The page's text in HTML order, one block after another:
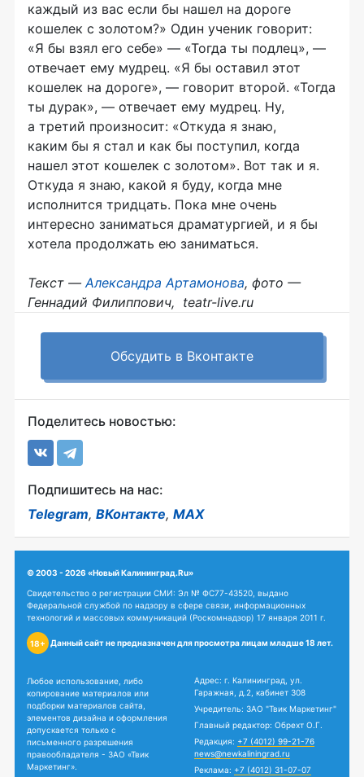
каждый из вас если бы нашел на дороге
кошелек с золотом?» Один ученик говорит:
«Я бы взял его себе» — «Тогда ты подлец», —
отвечает ему мудрец. «Я бы оставил этот
кошелек на дороге», — говорит второй. «Тогда
ты дурак», — отвечает ему мудрец. Ну,
а третий произносит: «Откуда я знаю,
каким бы я стал и как бы поступил, когда
нашел этот кошелек с золотом». Вот так и я.
Откуда я знаю, какой я буду, когда мне
исполнится тридцать. Пока мне очень
интересно заниматься драматургией, и я бы
хотела продолжать ею заниматься.
Текст — Александра Артамонова, фото —
Геннадий Филиппович, teatr-live.ru
Обсудить в Вконтакте
Поделитесь новостью:
Подпишитесь на нас:
Telegram, ВКонтакте, MAX
© 2003 - 2026 «Новый Калининград.Ru»
Свидетельство о регистрации СМИ: Эл № ФС77-43520, выдано
Федеральной службой по надзору в сфере связи, информационных
технологий и массовых коммуникаций (Роскомнадзор) 17 января 2011 г.
18+ Данный сайт не предназначен для просмотра лицам младше 18 лет.
Любое использование, либо
копирование материалов или
подборки материалов сайта,
элементов дизайна и оформления
допускается только с
письменного разрешения
правообладателя - ЗАО «Твик
Маркетинг».
Адрес: г. Калининград, ул.
Гаражная, д.2, кабинет 308
Учредитель: ЗАО "Твик Маркетинг"
Главный редактор: Обрехт О.Г.
Редакция: +7 (4012) 99-21-76
news@newkaliningrad.ru
Реклама: +7 (4012) 31-07-07